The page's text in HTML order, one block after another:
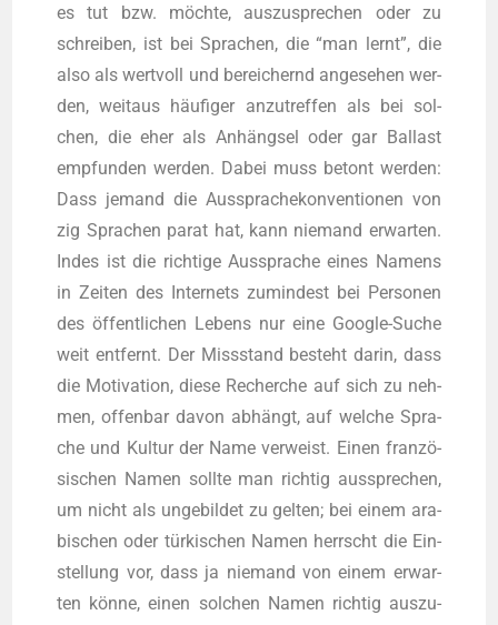
es tut bzw. möch­te, aus­zu­spre­chen oder zu
schrei­ben, ist bei Spra­chen, die “man lernt”, die
also als wert­voll und berei­chernd ange­se­hen wer­
den, weit­aus häu­fi­ger anzu­tref­fen als bei sol­
chen, die eher als Anhäng­sel oder gar Bal­last
emp­fun­den wer­den. Dabei muss betont wer­den:
Dass jemand die Aus­spra­che­kon­ven­tio­nen von
zig Spra­chen parat hat, kann nie­mand erwar­ten.
Indes ist die rich­ti­ge Aus­spra­che eines Namens
in Zei­ten des Inter­nets zumin­dest bei Per­so­nen
des öffent­li­chen Lebens nur eine Goog­le-Suche
weit ent­fernt. Der Miss­stand besteht dar­in, dass
die Moti­va­ti­on, die­se Recher­che auf sich zu neh­
men, offen­bar davon abhängt, auf wel­che Spra­
che und Kul­tur der Name ver­weist. Einen fran­zö­
si­schen Namen soll­te man rich­tig aus­spre­chen,
um nicht als unge­bil­det zu gel­ten; bei einem ara­
bi­schen oder tür­ki­schen Namen herrscht die Ein­
stel­lung vor, dass ja nie­mand von einem erwar­
ten kön­ne, einen sol­chen Namen rich­tig aus­zu­